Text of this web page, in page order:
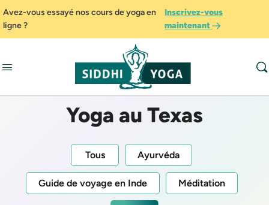
Avez-vous essayé nos cours de yoga en
ligne ?
Inscrivez-vous
maintenant
Yoga au Texas
Tous Ayurvéda
Guide de voyage en Inde Méditation